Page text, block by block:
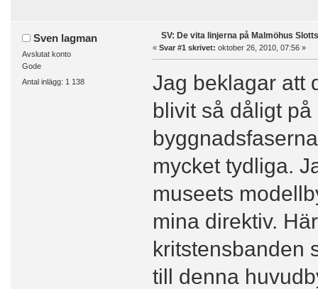
Sven lagman
Avslutat konto
Gode
Antal inlägg: 1 138
SV: De vita linjerna på Malmöhus
« Svar #1 skrivet: oktober 26, 2010, 07:56 »
Jag beklagar att
blivit så dåligt
mycket tydliga.
museets
mina direktiv.
kritstensbanden
till denna